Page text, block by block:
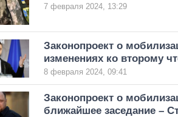
7 февраля 2024, 13:29
Законопроект о
изменениях ко второму
8 февраля 2024, 09:41
Законопроект о
ближайшее заседание –